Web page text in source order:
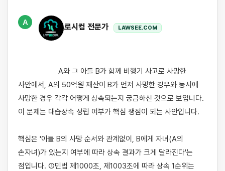
A
로시컴 전문가 LAWSEE.COM
사안에서, A의 50억원 재산이 B가 먼저 사망한 경우와 동시에
사망한 경우 각각 어떻게 상속되는지 궁금하신 것으로 보입니다.
이 문제는 대습상속 성립 여부가 핵심 쟁점이 되는 사안입니다.
핵심은 '아들 B의 사망 순서와 관계없이, B에게 자녀(A의
손자녀)가 있는지 여부에 따라 상속 결과가 크게 달라진다'는
점입니다. ①민법 제1000조, 제1003조에 따라 상속 1순위는